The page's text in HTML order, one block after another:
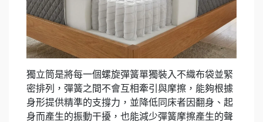
獨立筒是將每一個螺旋彈簧單獨裝入不織布袋並緊
密排列，彈簧之間不會互相牽引與摩擦，能夠根據
身形提供精準的支撐力，並降低同床者因翻身、起
身而產生的振動干擾，也能減少彈簧摩擦產生的聲